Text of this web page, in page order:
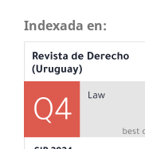
Indexada en: